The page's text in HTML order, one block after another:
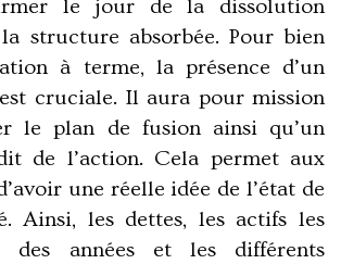
le jour de la dissolution
structure absorbée. Pour bien
à terme, la présence d’un
cruciale. Il aura pour mission
le plan de fusion ainsi qu’un
de l’action. Cela permet aux
une réelle idée de l’état de
Ainsi, les dettes, les actifs les
des années et les différents